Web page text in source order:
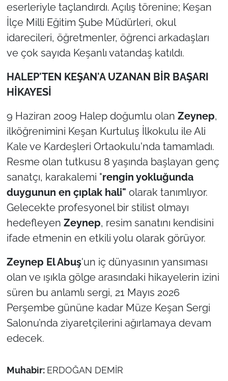
eserleriyle taçlandırdı. Açılış törenine; Keşan
İlçe Milli Eğitim Şube Müdürleri, okul
idarecileri, öğretmenler, öğrenci arkadaşları
ve çok sayıda Keşanlı vatandaş katıldı.
HALEP'TEN KEŞAN'A UZANAN BİR BAŞARI
HİKAYESİ
9 Haziran 2009 Halep doğumlu olan Zeynep,
ilköğrenimini Keşan Kurtuluş İlkokulu ile Ali
Kale ve Kardeşleri Ortaokulu'nda tamamladı.
Resme olan tutkusu 8 yaşında başlayan genç
sanatçı, karakalemi "rengin yokluğunda
duygunun en çıplak hali" olarak tanımlıyor.
Gelecekte profesyonel bir stilist olmayı
hedefleyen Zeynep, resim sanatını kendisini
ifade etmenin en etkili yolu olarak görüyor.
Zeynep El Abuş'un iç dünyasının yansıması
olan ve ışıkla gölge arasındaki hikayelerin izini
süren bu anlamlı sergi, 21 Mayıs 2026
Perşembe gününe kadar Müze Keşan Sergi
Salonu’nda ziyaretçilerini ağırlamaya devam
edecek.
Muhabir: ERDOĞAN DEMİR
Canlı Maç
Finans
Genel-A
Gündem-Eğitim